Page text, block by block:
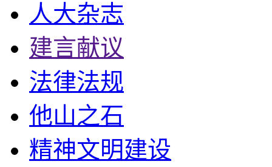
人大杂志
建言献议
法律法规
他山之石
精神文明建设